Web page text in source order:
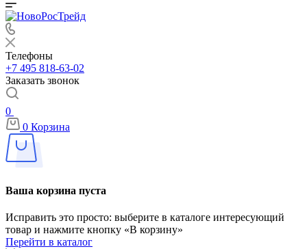
Телефоны
+7 495 818-63-02
Заказать звонок
0
0 Корзина
Ваша корзина пуста
Исправить это просто: выберите в каталоге интересующий
товар и нажмите кнопку «В корзину»
Перейти в каталог